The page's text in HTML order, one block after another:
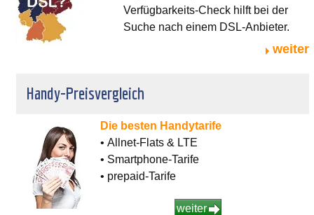
Verfügbarkeits-Check hilft bei der
Suche nach einem DSL-Anbieter.
weiter
Handy-Preisvergleich
Die besten Handytarife
• Allnet-Flats & LTE
• Smartphone-Tarife
• prepaid-Tarife
weiter